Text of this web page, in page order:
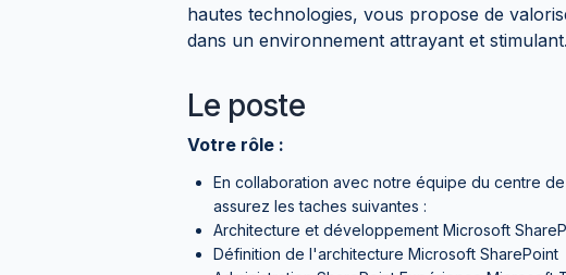
hautes technologies, vous propose de
dans un environnement attrayant et stimulant.
Le poste
Votre rôle :
En collaboration avec notre équipe du centre
assurez les taches suivantes :
Architecture et développement Microsoft
Définition de l'architecture Microsoft SharePoint